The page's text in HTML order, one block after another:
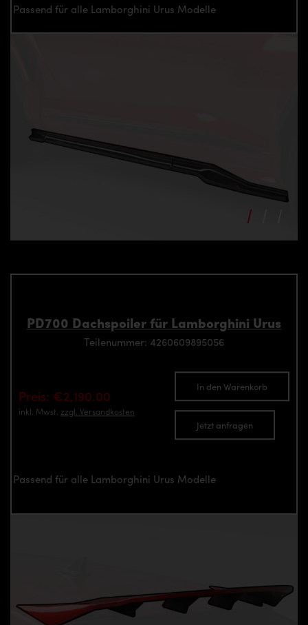
Passend für alle Lamborghini Urus Modelle
PD700 Dachspoiler für Lamborghini Urus
Teilenummer: 4260609895056
Preis: €2,190.00
inkl. Mwst. zzgl. Versandkosten
In den Warenkorb
Jetzt anfragen
Passend für alle Lamborghini Urus Modelle